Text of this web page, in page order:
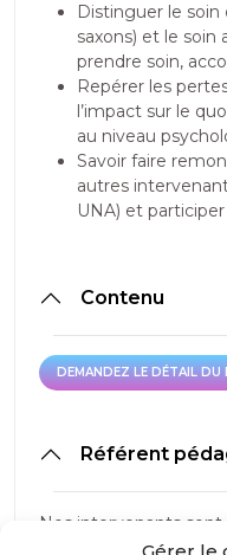
Gérer le
Distinguer le soin
saxons) et le soin
prendre soin,
Repérer les
l’impact sur le
au niveau
Savoir faire
autres
UNA) et
Contenu
DEMANDEZ LE DÉTAIL DU
DEMANDEZ LE DÉTAIL DU
Référent
Nos intervenants sont
visé et sont